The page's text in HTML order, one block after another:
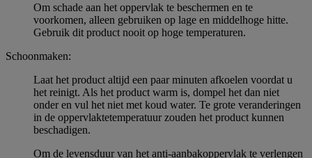
Om schade aan het oppervlak te beschermen en te
voorkomen, alleen gebruiken op lage en middelhoge hitte.
Gebruik dit product nooit op hoge temperaturen.
Schoonmaken:
Laat het product altijd een paar minuten afkoelen voordat u
het reinigt. Als het product warm is, dompel het dan niet
onder en vul het niet met koud water. Te grote veranderingen
in de oppervlaktetemperatuur zouden het product kunnen
beschadigen.
Om de levensduur van het anti-aanbakoppervlak te verlengen